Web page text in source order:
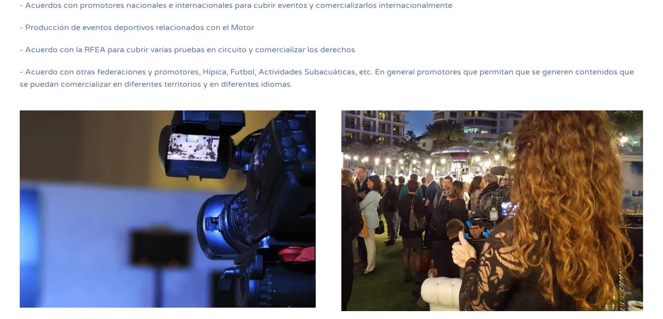
- Acuerdos con promotores nacionales e internacionales para cubrir eventos y comercializarlos internacionalmente
- Producción de eventos deportivos relacionados con el Motor
- Acuerdo con la RFEA para cubrir varias pruebas en circuito y comercializar los derechos
- Acuerdo con otras federaciones y promotores, Hípica, Futbol, Actividades Subacuáticas, etc. En general promotores que permitan que se generen contenidos que
se puedan comercializar en diferentes territorios y en diferentes idiomas.